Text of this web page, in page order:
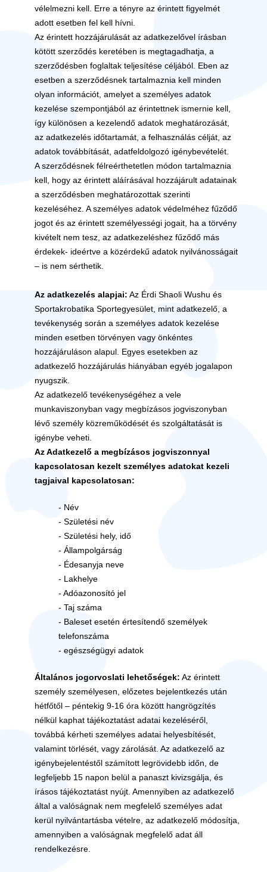
vélelmezni kell. Erre a tényre az érintett figyelmét
adott esetben fel kell hívni.
Az érintett hozzájárulását az adatkezelővel írásban
kötött szerződés keretében is megtagadhatja, a
szerződésben foglaltak teljesítése céljából. Eben az
esetben a szerződésnek tartalmaznia kell minden
olyan információt, amelyet a személyes adatok
kezelése szempontjából az érintettnek ismernie kell,
így különösen a kezelendő adatok meghatározását,
az adatkezelés időtartamát, a felhasználás célját, az
adatok továbbítását, adatfeldolgozó igénybevételét.
A szerződésnek félreérthetetlen módon tartalmaznia
kell, hogy az érintett aláírásával hozzájárult adatainak
a szerződésben meghatározottak szerinti
kezeléséhez. A személyes adatok védelméhez fűződő
jogot és az érintett személyességi jogait, ha a törvény
kivételt nem tesz, az adatkezeléshez fűződő más
érdekek- ideértve a közérdekű adatok nyilvánosságait
– is nem sérthetik.
Az adatkezelés alapjai: Az Érdi Shaoli Wushu és
Sportakrobatika Sportegyesület, mint adatkezelő, a
tevékenység során a személyes adatok kezelése
minden esetben törvényen vagy önkéntes
hozzájáruláson alapul. Egyes esetekben az
adatkezelő hozzájárulás hiányában egyéb jogalapon
nyugszik.
Az adatkezelő tevékenységéhez a vele
munkaviszonyban vagy megbízásos jogviszonyban
lévő személy közreműködését és szolgáltatását is
igénybe veheti.
Az Adatkezelő a megbízásos jogviszonnyal
kapcsolatosan kezelt személyes adatokat kezeli
tagjaival kapcsolatosan:
- Név
- Születési név
- Születési hely, idő
- Állampolgárság
- Édesanyja neve
- Lakhelye
- Adóazonosító jel
- Taj száma
- Baleset esetén értesítendő személyek
telefonszáma
- egészségügyi adatok
Általános jogorvoslati lehetőségek: Az érintett
személy személyesen, előzetes bejelentkezés után
hétfőtől – péntekig 9-16 óra között hangrögzítés
nélkül kaphat tájékoztatást adatai kezeléséről,
továbbá kérheti személyes adatai helyesbítését,
valamint törlését, vagy zárolását. Az adatkezelő az
igénybejelentéstől számított legrövidebb időn, de
legfeljebb 15 napon belül a panaszt kivizsgálja, és
írásos tájékoztatást nyújt. Amennyiben az adatkezelő
által a valóságnak nem megfelelő személyes adat
kerül nyilvántartásba vételre, az adatkezelő módosítja,
amennyiben a valóságnak megfelelő adat áll
rendelkezésre.